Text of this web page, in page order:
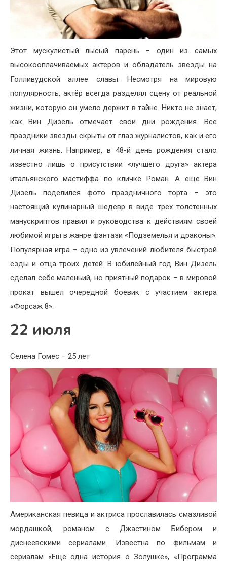
Этот мускулистый лысый парень – один из самых
высокооплачиваемых актеров и обладатель звезды на
Голливудской аллее славы. Несмотря на мировую
популярность, актёр всегда разделял сцену от реальной
жизни, которую он умело держит в тайне. Никто не знает,
как Вин Дизель отмечает свои дни рождения. Все
праздники звезды скрыты от глаз журналистов, как и его
личная жизнь. Например, в 48-й день рождения стало
известно лишь о присутствии «лучшего друга» актера
итальянского мастиффа по кличке Роман. А еще Вин
Дизель поделился фото праздничного торта – это
настоящий кулинарный шедевр в виде трех толстенных
манускриптов правил и руководства к действиям своей
любимой игры в жанре фэнтази «Подземелья и драконы».
Популярная игра – одно из увлечений любителя быстрой
езды и отца троих детей. В юбилейный год Вин Дизель
сделал себе маленьий, но приятный подарок – в мировой
прокат вышел очередной боевик с участием актера
«Форсаж 8».
22 июля
Селена Гомес – 25 лет
Американская певица и актриса прославилась смазливой
мордашкой, романом с Джастином Бибером и
диснеевскими сериалами. Известна по фильмам и
сериалам «Ещё одна история о Золушке», «Программа